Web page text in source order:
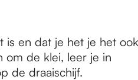
is en dat je het je het ook
om de klei, leer je in
de draaischijf.